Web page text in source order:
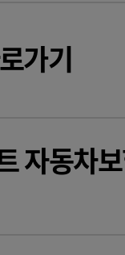
가기
자동차